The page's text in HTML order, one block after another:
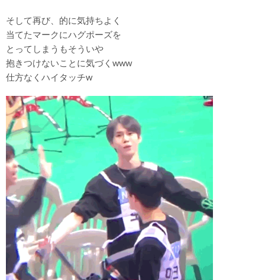
そして再び、的に気持ちよく
当てたマークにハグポーズを
とってしまうもそういや
抱きつけないことに気づくwww
仕方なくハイタッチw